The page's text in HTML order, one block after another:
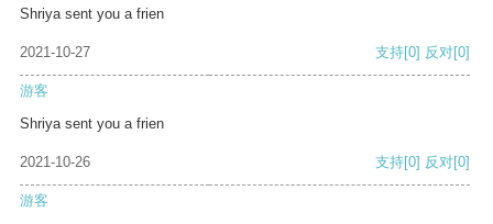
Shriya sent you a frien
2021-10-27 支持[0] 反对[0]
游客
Shriya sent you a frien
2021-10-26 支持[0] 反对[0]
游客